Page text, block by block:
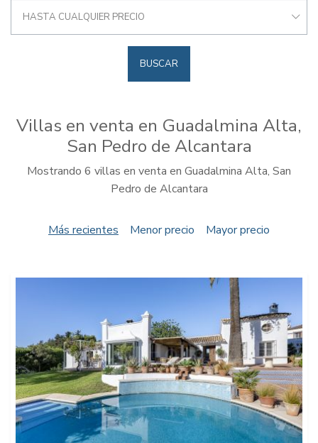
HASTA CUALQUIER PRECIO
BUSCAR
Villas en venta en Guadalmina Alta,
San Pedro de Alcantara
Mostrando 6 villas en venta en Guadalmina Alta, San
Pedro de Alcantara
Más recientes Menor precio Mayor precio